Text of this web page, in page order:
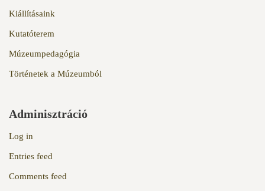
Kiállításaink
Kutatóterem
Múzeumpedagógia
Történetek a Múzeumból
Adminisztráció
Log in
Entries feed
Comments feed